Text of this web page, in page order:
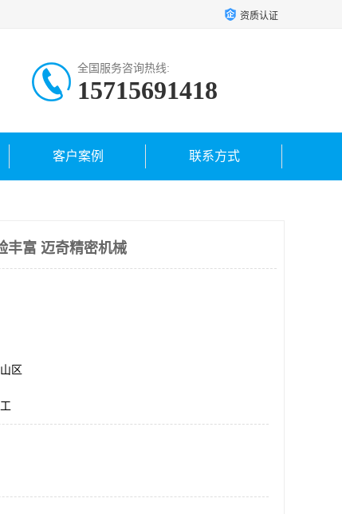
资质认证
全国服务咨询热线:
15715691418
客户案例 联系方式
丰富 迈奇精密机械
区